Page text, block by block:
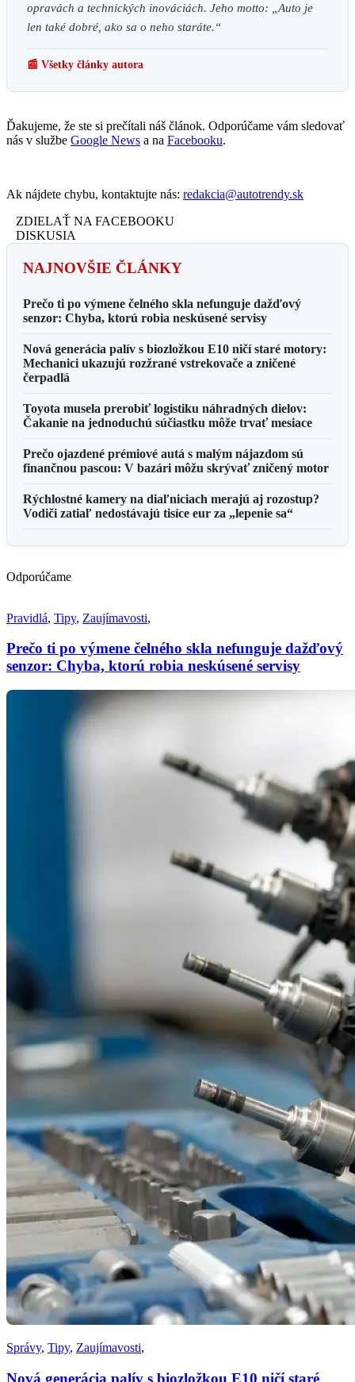
opravách a technických inováciách. Jeho motto: „Auto je
len také dobré, ako sa o neho staráte.“
📰 Všetky články autora
Ďakujeme, že ste si prečítali náš článok. Odporúčame vám sledovať
nás v službe Google News a na Facebooku.
Ak nájdete chybu, kontaktujte nás: redakcia@autotrendy.sk
ZDIELAŤ NA FACEBOOKU
DISKUSIA
NAJNOVŠIE ČLÁNKY
Prečo ti po výmene čelného skla nefunguje dažďový
senzor: Chyba, ktorú robia neskúsené servisy
Nová generácia palív s biozložkou E10 ničí staré motory:
Mechanici ukazujú rozžrané vstrekovače a zničené
čerpadlá
Toyota musela prerobiť logistiku náhradných dielov:
Čakanie na jednoduchú súčiastku môže trvať mesiace
Prečo ojazdené prémiové autá s malým nájazdom sú
finančnou pascou: V bazári môžu skrývať zničený motor
Rýchlostné kamery na diaľniciach merajú aj rozostup?
Vodiči zatiaľ nedostávajú tisíce eur za „lepenie sa“
Odporúčame
Pravidlá, Tipy, Zaujímavosti,
Prečo ti po výmene čelného skla nefunguje dažďový
senzor: Chyba, ktorú robia neskúsené servisy
Správy, Tipy, Zaujímavosti,
Nová generácia palív s biozložkou E10 ničí staré